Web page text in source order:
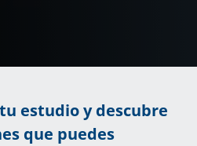
estudio y descubre
que puedes